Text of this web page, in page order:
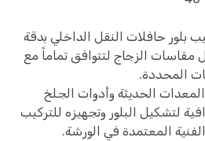
بلور حافلات النقل الداخلي بدقة
مقاسات الزجاج لتتوافق تماماً مع
المحددة.
الحديثة وأدوات الجلخ
لتشكيل البلور وتجهيزه للتركيب
المعتمدة في الورشة.